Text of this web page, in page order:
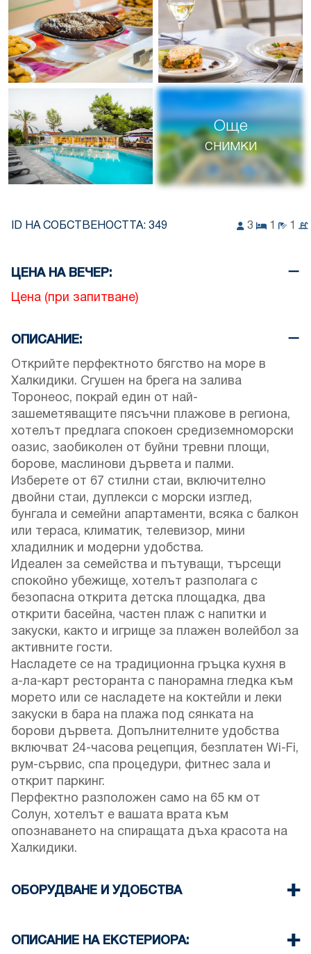
Още
снимки
ID НА СОБСТВЕНОСТТА: 349 3 1 1
ЦЕНА НА ВЕЧЕР:
Цена (при запитване)
ОПИСАНИЕ:
Открийте перфектното бягство на море в
Халкидики. Сгушен на брега на залива
Торонеос, покрай един от най-
зашеметяващите пясъчни плажове в региона,
хотелът предлага спокоен средиземноморски
оазис, заобиколен от буйни тревни площи,
борове, маслинови дървета и палми.
Изберете от 67 стилни стаи, включително
двойни стаи, дуплекси с морски изглед,
бунгала и семейни апартаменти, всяка с балкон
или тераса, климатик, телевизор, мини
хладилник и модерни удобства.
Идеален за семейства и пътуващи, търсещи
спокойно убежище, хотелът разполага с
безопасна открита детска площадка, два
открити басейна, частен плаж с напитки и
закуски, както и игрище за плажен волейбол за
активните гости.
Насладете се на традиционна гръцка кухня в
а-ла-карт ресторанта с панорамна гледка към
морето или се насладете на коктейли и леки
закуски в бара на плажа под сянката на
борови дървета. Допълнителните удобства
включват 24-часова рецепция, безплатен Wi-Fi,
рум-сървис, спа процедури, фитнес зала и
открит паркинг.
Перфектно разположен само на 65 км от
Солун, хотелът е вашата врата към
опознаването на спиращата дъха красота на
Халкидики.
ОБОРУДВАНЕ И УДОБСТВА
Климатик
ОПИСАНИЕ НА ЕКСТЕРИОРА: